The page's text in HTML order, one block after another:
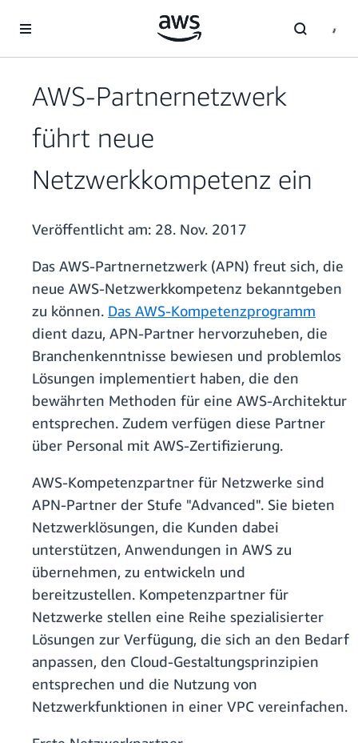
Überspringen zum Hauptinhalt
AWS-Partnernetzwerk
führt neue
Netzwerkkompetenz ein
Veröffentlicht am: 28. Nov. 2017
Das AWS-Partnernetzwerk (APN) freut sich, die
neue AWS-Netzwerkkompetenz bekanntgeben
zu können. Das AWS-Kompetenzprogramm
dient dazu, APN-Partner hervorzuheben, die
Branchenkenntnisse bewiesen und problemlos
Lösungen implementiert haben, die den
bewährten Methoden für eine AWS-Architektur
entsprechen. Zudem verfügen diese Partner
über Personal mit AWS-Zertifizierung.
AWS-Kompetenzpartner für Netzwerke sind
APN-Partner der Stufe "Advanced". Sie bieten
Netzwerklösungen, die Kunden dabei
unterstützen, Anwendungen in AWS zu
übernehmen, zu entwickeln und
bereitzustellen. Kompetenzpartner für
Netzwerke stellen eine Reihe spezialisierter
Lösungen zur Verfügung, die sich an den Bedarf
anpassen, den Cloud-Gestaltungsprinzipien
entsprechen und die Nutzung von
Netzwerkfunktionen in einer VPC vereinfachen.